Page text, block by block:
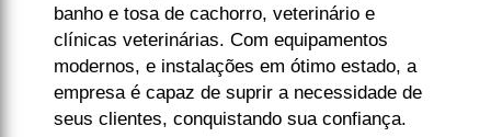
banho e tosa de cachorro, veterinário e
clínicas veterinárias. Com equipamentos
modernos, e instalações em ótimo estado, a
empresa é capaz de suprir a necessidade de
seus clientes, conquistando sua confiança.